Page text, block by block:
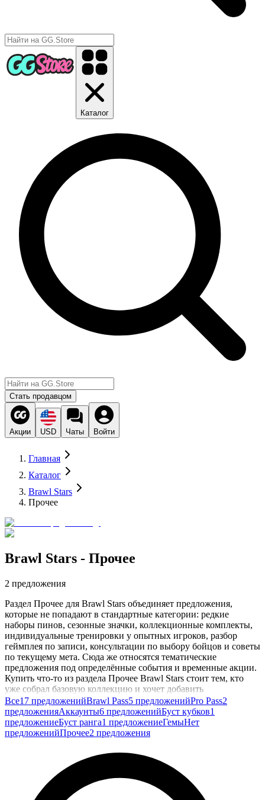
Каталог
Стать продавцом
Акции USD Чаты Войти
Главная
Каталог
Brawl Stars
Прочее
Brawl Stars - Прочее
2 предложения
Раздел Прочее для Brawl Stars объединяет предложения,
которые не попадают в стандартные категории: редкие
наборы пинов, сезонные значки, коллекционные комплекты,
индивидуальные тренировки у опытных игроков, разбор
геймплея по записи, консультации по выбору бойцов и советы
по текущему мета. Сюда же относятся тематические
предложения под определённые события и временные акции.
Купить что-то из раздела Прочее Brawl Stars стоит тем, кто
уже собрал базовую коллекцию и хочет добавить
эксклюзивные элементы: редкие пины для общения в матче,
фирменные значки за достижения, уникальные образы,
которые сложно получить стандартным путём.
Индивидуальные тренировки и разборы игры помогают
поднять навык без долгих самостоятельных попыток и
быстрее ориентироваться в соревновательных режимах. В
карточках продавцы описывают суть предложения: что
именно вы получаете, для какой платформы, есть ли
ограничения по сезону или событию.
Все17 предложенийBrawl Pass5 предложенийPro Pass2
предложенияАккаунты6 предложенийБуст кубков1
предложениеБуст ранга1 предложениеГемыНет
предложенийПрочее2 предложения